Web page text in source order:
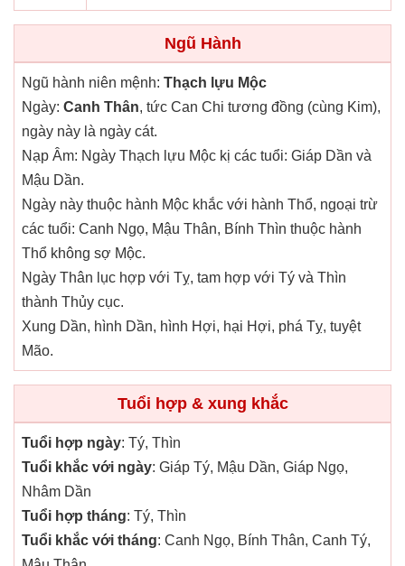
Ngũ Hành
Ngũ hành niên mệnh: Thạch lựu Mộc
Ngày: Canh Thân, tức Can Chi tương đồng (cùng Kim),
ngày này là ngày cát.
Nạp Âm: Ngày Thạch lựu Mộc kị các tuổi: Giáp Dần và
Mậu Dần.
Ngày này thuộc hành Mộc khắc với hành Thổ, ngoại trừ
các tuổi: Canh Ngọ, Mậu Thân, Bính Thìn thuộc hành
Thổ không sợ Mộc.
Ngày Thân lục hợp với Tỵ, tam hợp với Tý và Thìn
thành Thủy cục.
Xung Dần, hình Dần, hình Hợi, hại Hợi, phá Tỵ, tuyệt
Mão.
Tuổi hợp & xung khắc
Tuổi hợp ngày: Tý, Thìn
Tuổi khắc với ngày: Giáp Tý, Mậu Dần, Giáp Ngọ,
Nhâm Dần
Tuổi hợp tháng: Tý, Thìn
Tuổi khắc với tháng: Canh Ngọ, Bính Thân, Canh Tý,